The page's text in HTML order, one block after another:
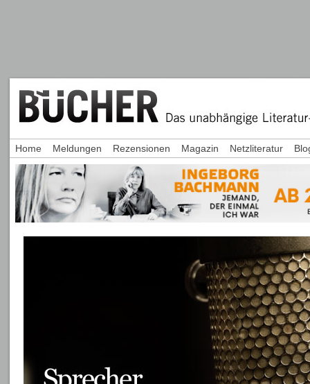
Home Meldungen Rezensionen Magazin Netzliteratur